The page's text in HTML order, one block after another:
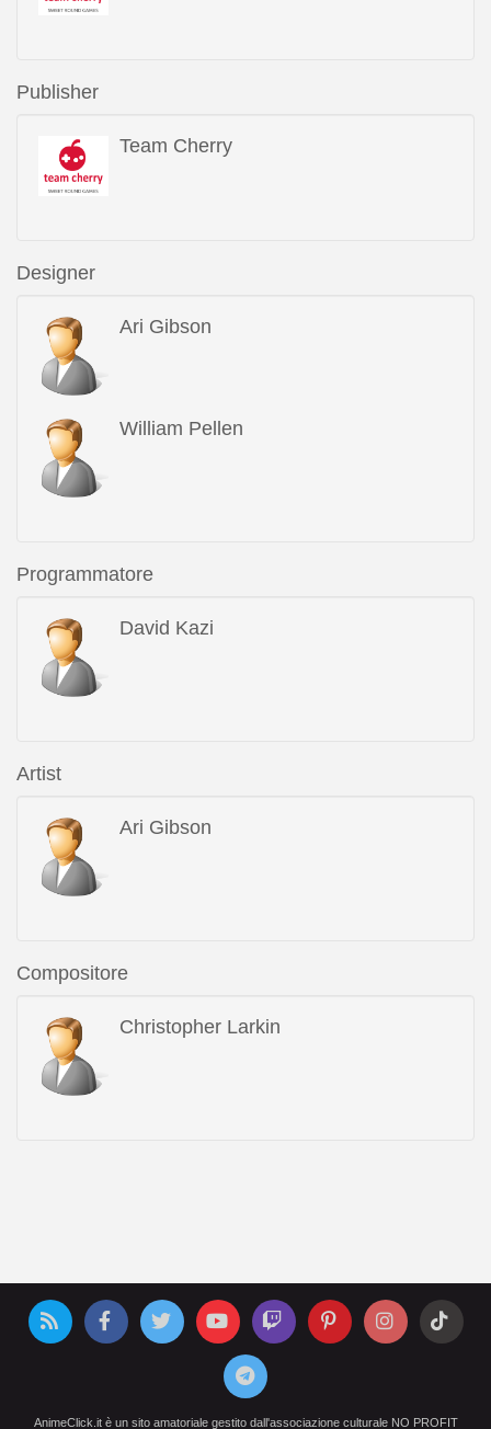
Publisher
Team Cherry
Designer
Ari Gibson
William Pellen
Programmatore
David Kazi
Artist
Ari Gibson
Compositore
Christopher Larkin
AnimeClick.it è un sito amatoriale gestito dall'associazione culturale NO PROFIT